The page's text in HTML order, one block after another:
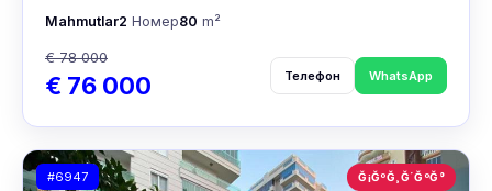
Mahmutlar2 Номер80 m²
€ 78 000
€ 76 000 Телефон WhatsApp
Ğ¡ĞºĞ¸Ğ´ĞºĞ°
#6947